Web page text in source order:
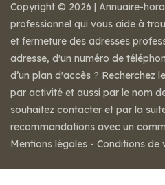
Copyright © 2026 | Annuaire-
professionnel qui vous aide à
et fermeture des adresses
adresse, d'un numéro de
d’un plan d'accès ? Recherchez
par activité et aussi par le nom
souhaitez contacter et par la
recommandations avec un
Mentions légales - Conditions de